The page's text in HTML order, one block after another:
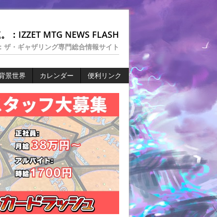
：IZZET MTG NEWS FLASH
ザ・ギャザリング専門総合情報サイト
景世界 カレンダー 便利リンク